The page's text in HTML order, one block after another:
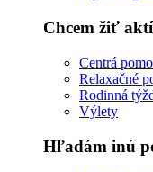
Chcem žiť
Centrá
Relaxačné
Rodinná
Výlety
Hľadám inú